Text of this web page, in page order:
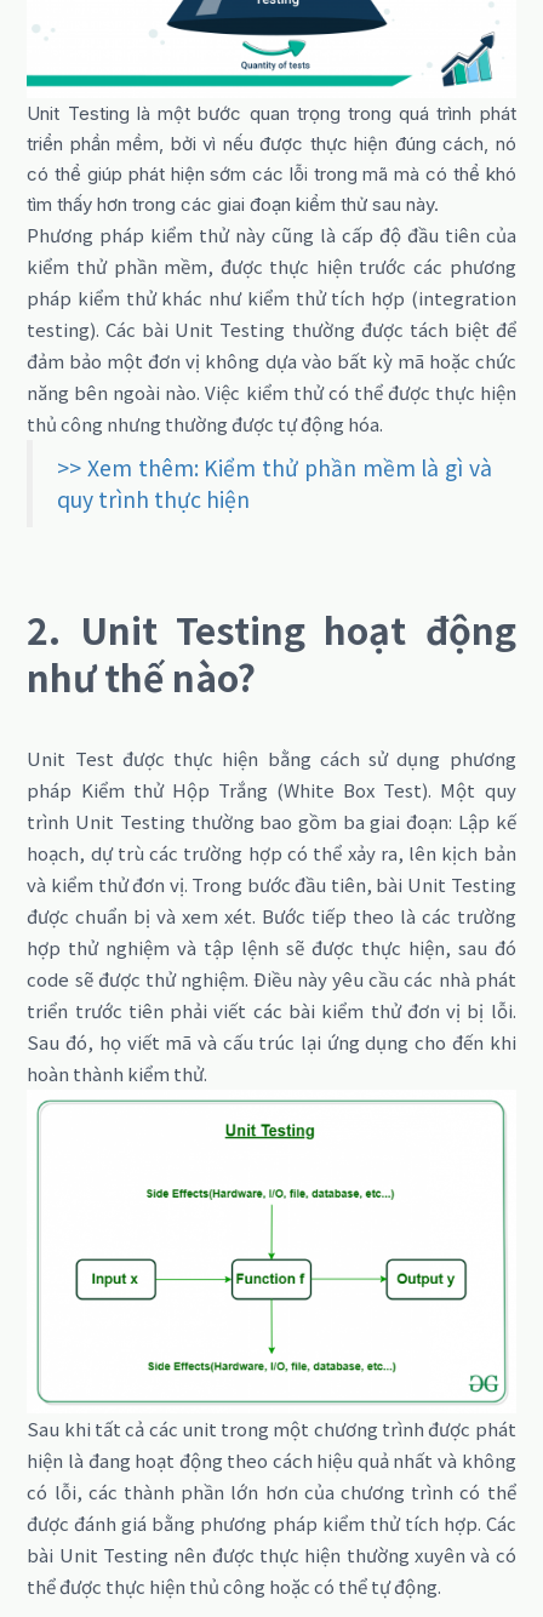
Unit Testing là một bước quan trọng trong quá trình phát
triển phần mềm, bởi vì nếu được thực hiện đúng cách, nó
có thể giúp phát hiện sớm các lỗi trong mã mà có thể khó
tìm thấy hơn trong các giai đoạn kiểm thử sau này.
Phương pháp kiểm thử này cũng là cấp độ đầu tiên của
kiểm thử phần mềm, được thực hiện trước các phương
pháp kiểm thử khác như kiểm thử tích hợp (integration
testing). Các bài Unit Testing thường được tách biệt để
đảm bảo một đơn vị không dựa vào bất kỳ mã hoặc chức
năng bên ngoài nào. Việc kiểm thử có thể được thực hiện
thủ công nhưng thường được tự động hóa.
>> Xem thêm: Kiểm thử phần mềm là gì và
quy trình thực hiện
2. Unit Testing hoạt động
như thế nào?
Unit Test được thực hiện bằng cách sử dụng phương
pháp Kiểm thử Hộp Trắng (White Box Test). Một quy
trình Unit Testing thường bao gồm ba giai đoạn: Lập kế
hoạch, dự trù các trường hợp có thể xảy ra, lên kịch bản
và kiểm thử đơn vị. Trong bước đầu tiên, bài Unit Testing
được chuẩn bị và xem xét. Bước tiếp theo là các trường
hợp thử nghiệm và tập lệnh sẽ được thực hiện, sau đó
code sẽ được thử nghiệm. Điều nàyyêu cầu các nhà phát
triển trước tiên phải viết các bài kiểm thử đơn vị bị lỗi.
Sau đó, họ viết mã và cấu trúc lại ứng dụng cho đến khi
hoàn thành kiểm thử.
Sau khi tất cả các unit trong một chương trình được phát
hiện là đang hoạt động theo cách hiệu quả nhất và không
có lỗi, các thành phần lớn hơn của chương trình có thể
được đánh giá bằng phương pháp kiểm thử tích hợp. Các
bài Unit Testing nên được thực hiện thường xuyên và có
thể được thực hiện thủ công hoặc có thể tự động.